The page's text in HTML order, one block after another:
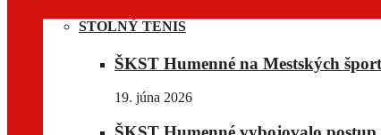
STOLNÝ TENIS
ŠKST Humenné na Mestských
19. júna 2026